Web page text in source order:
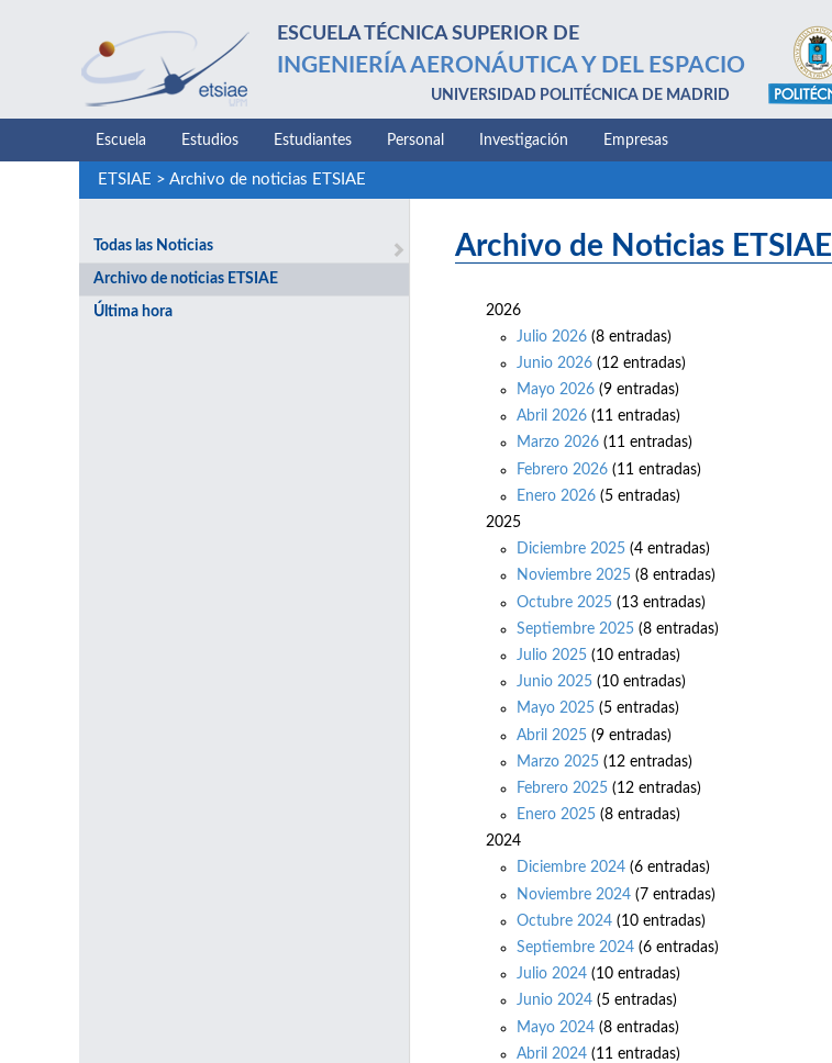
ESCUELA TÉCNICA SUPERIOR DE
INGENIERÍA AERONÁUTICA Y DEL ESPACIO
UNIVERSIDAD POLITÉCNICA DE MADRID
Escuela Estudios Estudiantes Personal Investigación Empresas
ETSIAE > Archivo de noticias ETSIAE
Todas las Noticias
Archivo de noticias ETSIAE
Última hora
Archivo de Noticias ETSIAE
2026
Julio 2026 (8 entradas)
Junio 2026 (12 entradas)
Mayo 2026 (9 entradas)
Abril 2026 (11 entradas)
Marzo 2026 (11 entradas)
Febrero 2026 (11 entradas)
Enero 2026 (5 entradas)
2025
Diciembre 2025 (4 entradas)
Noviembre 2025 (8 entradas)
Octubre 2025 (13 entradas)
Septiembre 2025 (8 entradas)
Julio 2025 (10 entradas)
Junio 2025 (10 entradas)
Mayo 2025 (5 entradas)
Abril 2025 (9 entradas)
Marzo 2025 (12 entradas)
Febrero 2025 (12 entradas)
Enero 2025 (8 entradas)
2024
Diciembre 2024 (6 entradas)
Noviembre 2024 (7 entradas)
Octubre 2024 (10 entradas)
Septiembre 2024 (6 entradas)
Julio 2024 (10 entradas)
Junio 2024 (5 entradas)
Mayo 2024 (8 entradas)
Abril 2024 (11 entradas)